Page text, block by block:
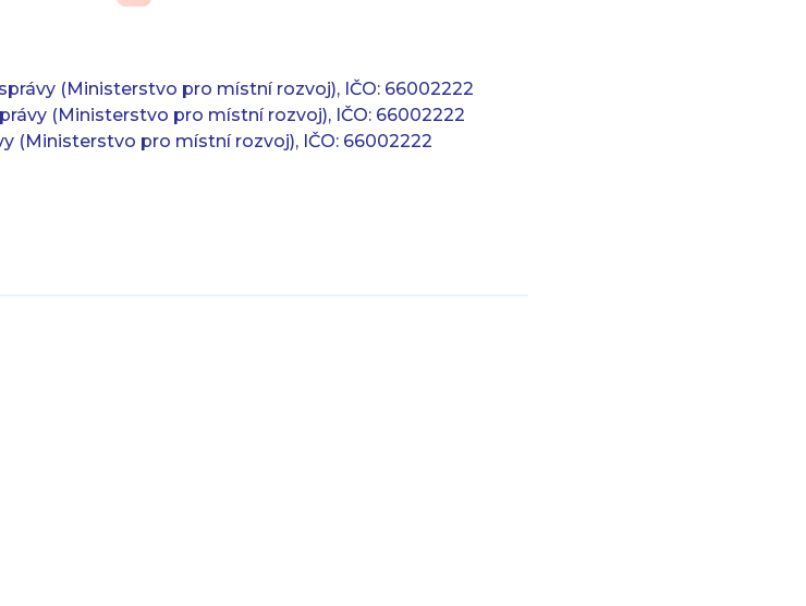
(Ministerstvo pro místní rozvoj), IČO: 66002222
(Ministerstvo pro místní rozvoj), IČO: 66002222
(Ministerstvo pro místní rozvoj), IČO: 66002222